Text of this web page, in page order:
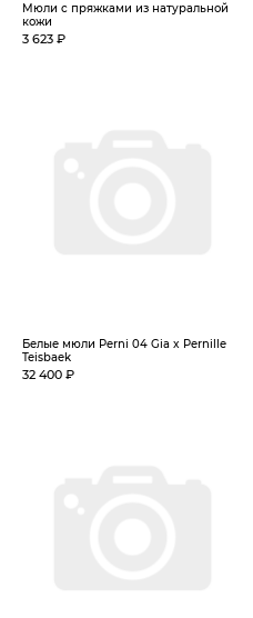
Мюли с пряжками из натуральной
кожи
3 623 ₽
Белые мюли Perni 04 Gia x Pernille
Teisbaek
32 400 ₽